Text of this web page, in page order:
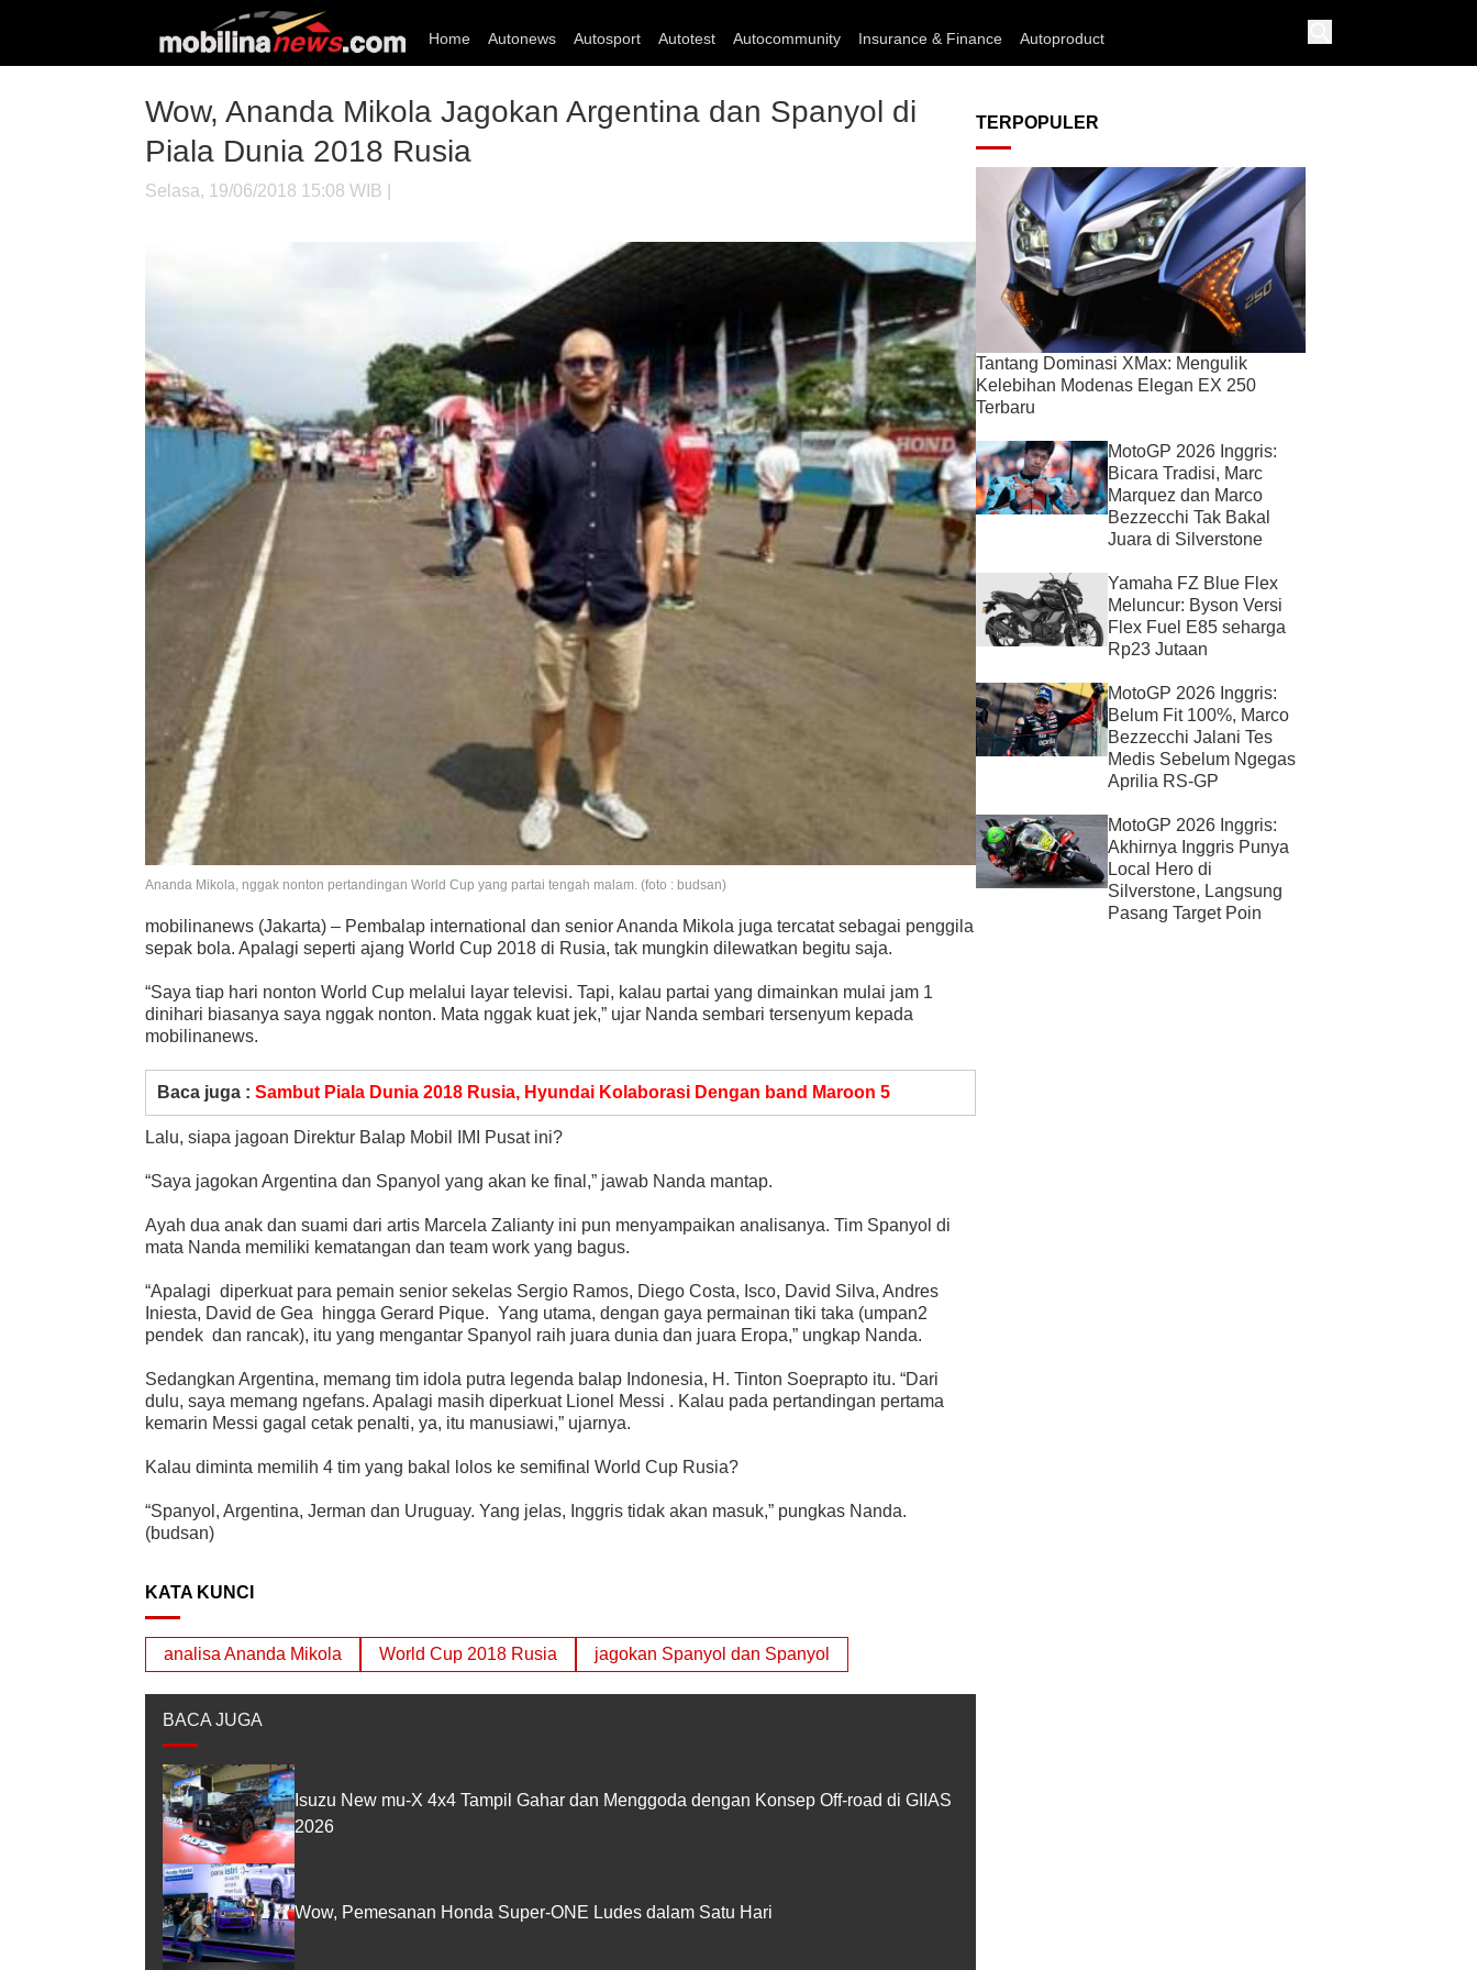
Home Autonews Autosport Autotest Autocommunity Insurance & Finance Autoproduct
Wow, Ananda Mikola Jagokan Argentina dan Spanyol di
Piala Dunia 2018 Rusia
Selasa, 19/06/2018 15:08 WIB |
Ananda Mikola, nggak nonton pertandingan World Cup yang partai tengah malam. (foto : budsan)
mobilinanews (Jakarta) – Pembalap international dan senior Ananda Mikola juga tercatat sebagai penggila
sepak bola. Apalagi seperti ajang World Cup 2018 di Rusia, tak mungkin dilewatkan begitu saja.
“Saya tiap hari nonton World Cup melalui layar televisi. Tapi, kalau partai yang dimainkan mulai jam 1
dinihari biasanya saya nggak nonton. Mata nggak kuat jek,” ujar Nanda sembari tersenyum kepada
mobilinanews.
Baca juga : Sambut Piala Dunia 2018 Rusia, Hyundai Kolaborasi Dengan band Maroon 5
Lalu, siapa jagoan Direktur Balap Mobil IMI Pusat ini?
“Saya jagokan Argentina dan Spanyol yang akan ke final,” jawab Nanda mantap.
Ayah dua anak dan suami dari artis Marcela Zalianty ini pun menyampaikan analisanya. Tim Spanyol di
mata Nanda memiliki kematangan dan team work yang bagus.
“Apalagi diperkuat para pemain senior sekelas Sergio Ramos, Diego Costa, Isco, David Silva, Andres
Iniesta, David de Gea hingga Gerard Pique. Yang utama, dengan gaya permainan tiki taka (umpan2
pendek dan rancak), itu yang mengantar Spanyol raih juara dunia dan juara Eropa,” ungkap Nanda.
Sedangkan Argentina, memang tim idola putra legenda balap Indonesia, H. Tinton Soeprapto itu. “Dari
dulu, saya memang ngefans. Apalagi masih diperkuat Lionel Messi . Kalau pada pertandingan pertama
kemarin Messi gagal cetak penalti, ya, itu manusiawi,” ujarnya.
Kalau diminta memilih 4 tim yang bakal lolos ke semifinal World Cup Rusia?
“Spanyol, Argentina, Jerman dan Uruguay. Yang jelas, Inggris tidak akan masuk,” pungkas Nanda.
(budsan)
KATA KUNCI
analisa Ananda Mikola World Cup 2018 Rusia jagokan Spanyol dan Spanyol
BACA JUGA
Isuzu New mu-X 4x4 Tampil Gahar dan Menggoda dengan Konsep Off-road di GIIAS
2026
Wow, Pemesanan Honda Super-ONE Ludes dalam Satu Hari
TERPOPULER
Tantang Dominasi XMax: Mengulik
Kelebihan Modenas Elegan EX 250
Terbaru
MotoGP 2026 Inggris:
Bicara Tradisi, Marc
Marquez dan Marco
Bezzecchi Tak Bakal
Juara di Silverstone
Yamaha FZ Blue Flex
Meluncur: Byson Versi
Flex Fuel E85 seharga
Rp23 Jutaan
MotoGP 2026 Inggris:
Belum Fit 100%, Marco
Bezzecchi Jalani Tes
Medis Sebelum Ngegas
Aprilia RS-GP
MotoGP 2026 Inggris:
Akhirnya Inggris Punya
Local Hero di
Silverstone, Langsung
Pasang Target Poin